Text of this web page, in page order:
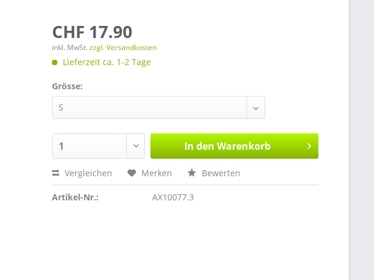
CHF 17.90
inkl. MwSt.zzgl. Versandkosten
Lieferzeit ca. 1-2 Tage
Grösse:
In den Warenkorb
Vergleichen Merken Bewerten
Artikel-Nr.: AX10077.3